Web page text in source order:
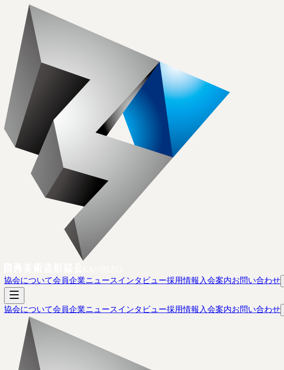
協会について会員企業ニュースインタビュー採用情報 入会案内お問い合わせ
協会について会員企業ニュースインタビュー採用情報 入会案内お問い合わせ